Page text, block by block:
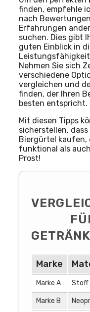
finden, empfehle
nach
Erfahrungen
suchen. Dies gibt
guten Einblick in
Nehmen Sie sich
verschiedene
vergleichen und
finden, der Ihren
besten entspricht.
Mit diesen Tipps
sicherstellen, dass
Biergürtel kaufen,
funktional als
Prost!
Marke
Marke A Stoff
Marke B